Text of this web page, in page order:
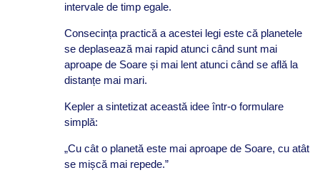
intervale de timp egale.
Consecința practică a acestei legi este că planetele
se deplasează mai rapid atunci când sunt mai
aproape de Soare și mai lent atunci când se află la
distanțe mai mari.
Kepler a sintetizat această idee într-o formulare
simplă:
„Cu cât o planetă este mai aproape de Soare, cu atât
se mișcă mai repede.”